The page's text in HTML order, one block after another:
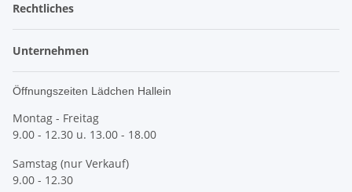
Rechtliches
Unternehmen
Öffnungszeiten Lädchen Hallein
Montag - Freitag
9.00 - 12.30 u. 13.00 - 18.00
Samstag (nur Verkauf)
9.00 - 12.30